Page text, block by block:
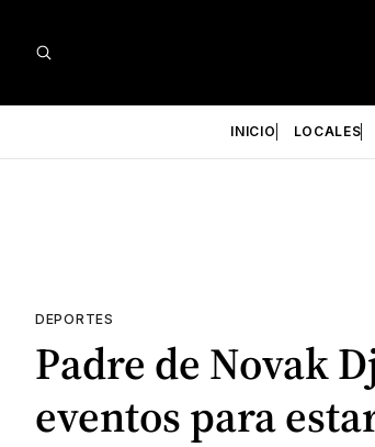
INICIO LOCALES
DEPORTES
Padre de Novak
eventos para